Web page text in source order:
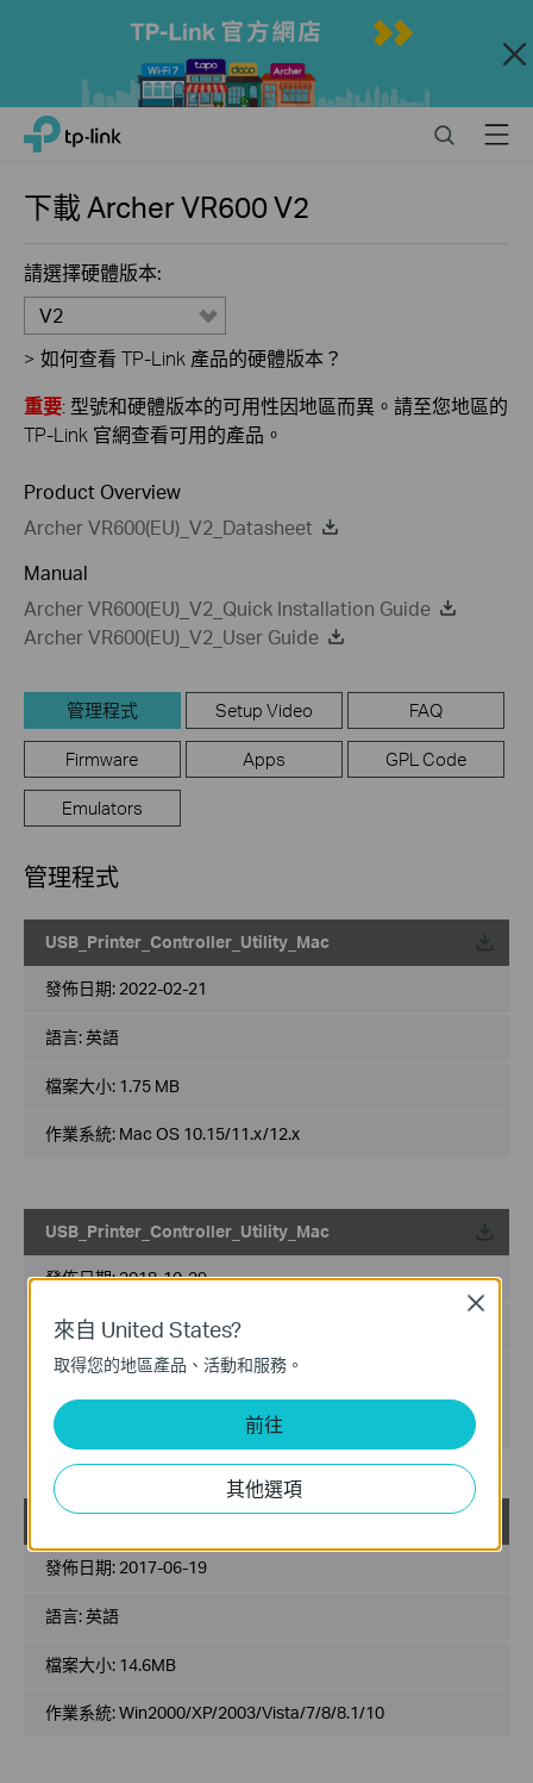
Close
Click
navigation
TP-Link, Reliably Smart SearchMenu
下載Archer VR600V2
請選擇硬體版本:
V2
> 如何查看 TP-Link 產品的硬體版本？
重要: 型號和硬體版本的可用性因地區而異。請至您地區的
TP-Link 官網查看可用的產品。
Product Overview
Archer VR600(EU)_V2_Datasheet
Manual
Archer VR600(EU)_V2_Quick Installation Guide
Archer VR600(EU)_V2_User Guide
管理程式 Setup Video FAQ
Firmware Apps GPL Code
Emulators
管理程式
USB_Printer_Controller_Utility_Mac
發佈日期: 2022-02-21
語言:英語
檔案大小: 1.75 MB
作業系統: Mac OS 10.15/11.x/12.x
USB_Printer_Controller_Utility_Mac
發佈日期:2018-10-29
語言:英語
檔案大小:2.53 MB
作業系統: Mac OS 10.9-10.14
USB_Printer_Controller_Utility_Windows
發佈日期: 2017-06-19
語言:英語
檔案大小: 14.6MB
作業系統: Win2000/XP/2003/Vista/7/8/8.1/10
來自 United States?
取得您的地區產品、活動和服務。
前往
其他選項
Close